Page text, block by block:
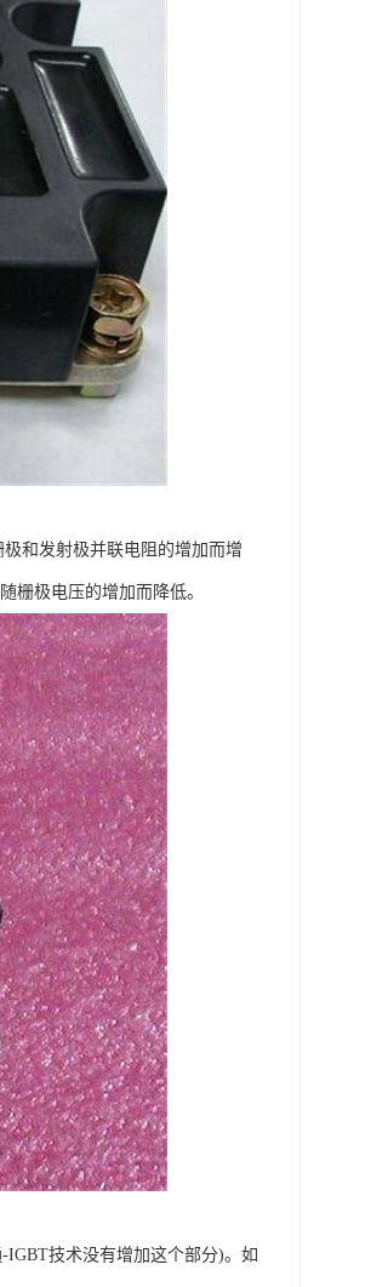
和发射极并联电阻的增加而增
栅极电压的增加而降低。
技术没有增加这个部分)。如